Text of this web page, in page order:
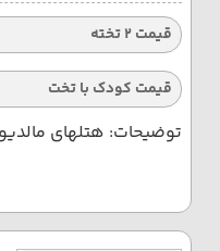
قیمت 2 تخته
قیمت کودک با تخت
توضیحات: هتلهای